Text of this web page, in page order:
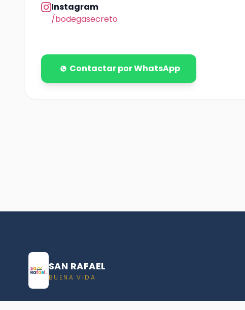
Instagram
/bodegasecreto
Contactar por WhatsApp
SAN RAFAEL
BUENA VIDA